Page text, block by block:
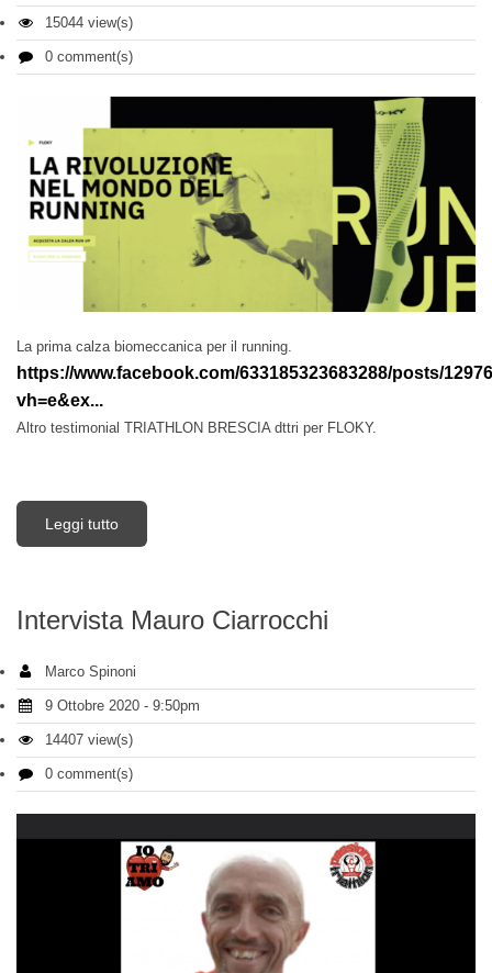
15044 view(s)
0 comment(s)
La prima calza biomeccanica per il running.
https://www.facebook.com/633185323683288/posts/
vh=e&ex...
Altro testimonial TRIATHLON BRESCIA dttri per FLOKY.
Leggi tutto
Intervista Mauro Ciarrocchi
Marco Spinoni
9 Ottobre 2020 - 9:50pm
14407 view(s)
0 comment(s)